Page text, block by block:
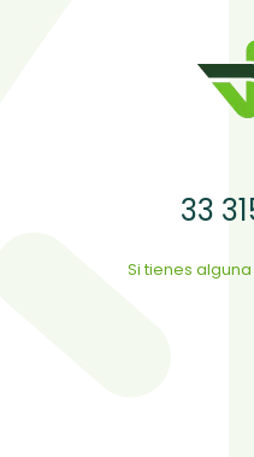
33
Si tienes